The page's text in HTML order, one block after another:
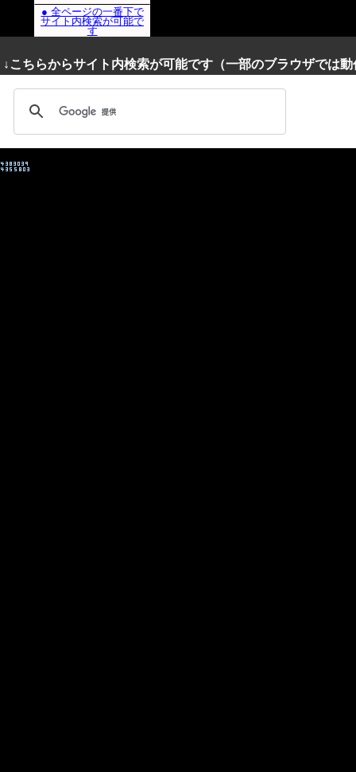
● 全ページの一番下で
サイト内検索が可能で
す
↓こちらからサイト内検索が可能です（一部のブラウザでは